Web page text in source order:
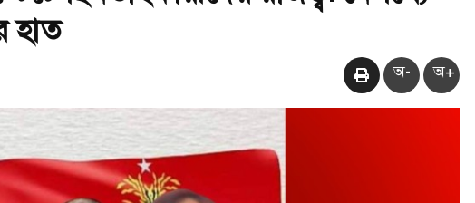
হাত
অ- অ+